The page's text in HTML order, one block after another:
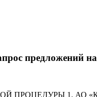
предложений на
1. АО «КТ-